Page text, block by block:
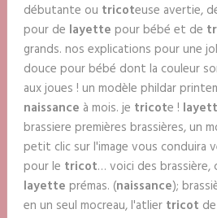
débutante ou tricoteuse avertie,
pour de layette pour bébé et de
grands. nos explications pour une
douce pour bébé dont la couleur
aux joues ! un modèle phildar
naissance à mois. je tricote !
brassiere premières brassières, un
petit clic sur l'image vous conduira
pour le tricot… voici des
layette prémas. (naissance);
en un seul mocreau, l'atlier tricot